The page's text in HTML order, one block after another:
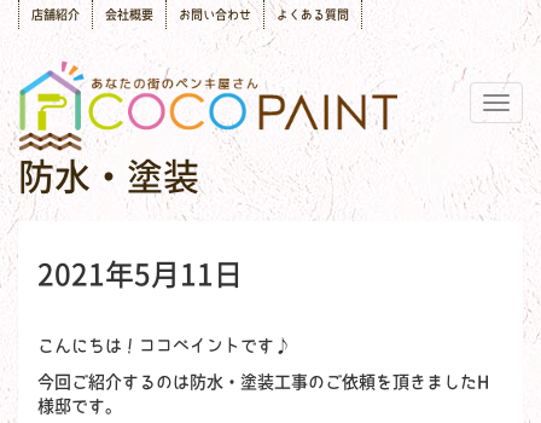
店舗紹介 会社概要 お問い合わせ よくある質問
防水・塗装
2021年5月11日
こんにちは！ココペイントです♪
今回ご紹介するのは防水・塗装工事のご依頼を頂きましたH
様邸です。